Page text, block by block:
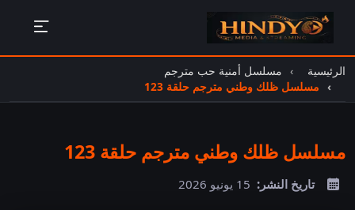
الرئيسية
مسلسل أمنية حب مترجم
مسلسل ظلك وطني مترجم حلقة 123
مسلسل ظلك وطني مترجم حلقة 123
تاريخ النشر: 15 يونيو 2026